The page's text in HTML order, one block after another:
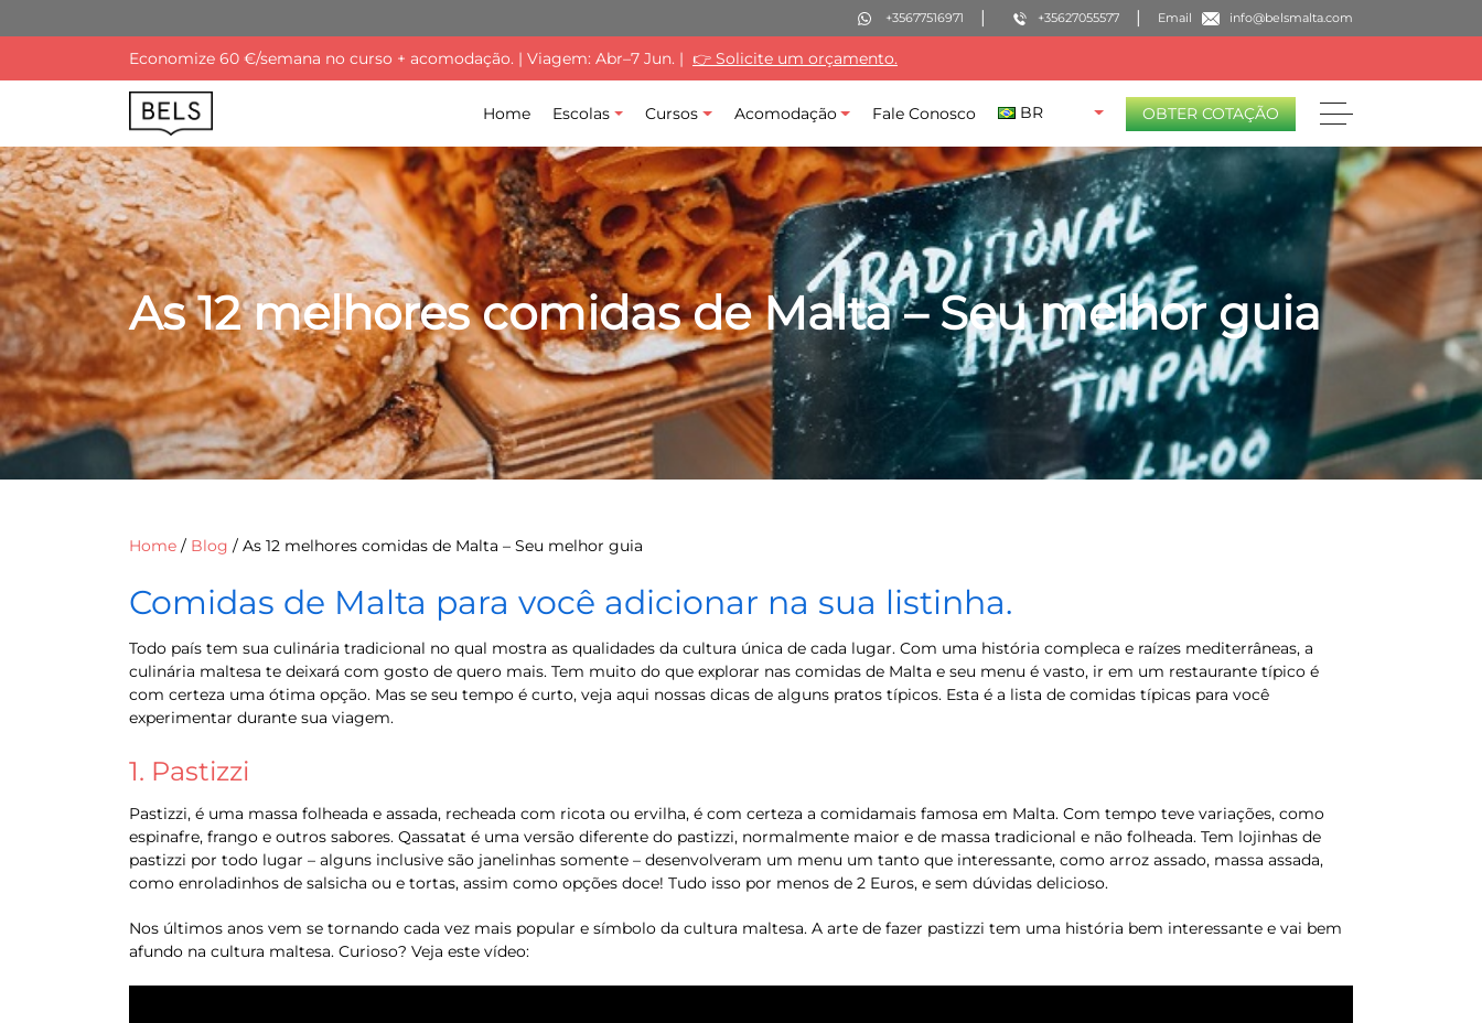
+35677516971 +35627055577 Email info@belsmalta.com
Economize 60 €/semana no curso + acomodação. | Viagem: Abr–7 Jun. | 👉 Solicite um orçamento.
Home Escolas Cursos Acomodação Fale Conosco BR OBTER COTAÇÃO
As 12 melhores comidas de Malta – Seu melhor guia
Home / Blog / As 12 melhores comidas de Malta – Seu melhor guia
Comidas de Malta para você adicionar na sua listinha.
Todo país tem sua culinária tradicional no qual mostra as qualidades da cultura única de cada lugar. Com uma história compleca e raízes mediterrâneas, a
culinária maltesa te deixará com gosto de quero mais. Tem muito do que explorar nas comidas de Malta e seu menu é vasto, ir em um restaurante típico é
com certeza uma ótima opção. Mas se seu tempo é curto, veja aqui nossas dicas de alguns pratos típicos. Esta é a lista de comidas típicas para você
experimentar durante sua viagem.
1. Pastizzi
Pastizzi, é uma massa folheada e assada, recheada com ricota ou ervilha, é com certeza a comidamais famosa em Malta. Com tempo teve variações, como
espinafre, frango e outros sabores. Qassatat é uma versão diferente do pastizzi, normalmente maior e de massa tradicional e não folheada. Tem lojinhas de
pastizzi por todo lugar – alguns inclusive são janelinhas somente – desenvolveram um menu um tanto que interessante, como arroz assado, massa assada,
como enroladinhos de salsicha ou e tortas, assim como opções doce! Tudo isso por menos de 2 Euros, e sem dúvidas delicioso.
Nos últimos anos vem se tornando cada vez mais popular e símbolo da cultura maltesa. A arte de fazer pastizzi tem uma história bem interessante e vai bem
afundo na cultura maltesa. Curioso? Veja este vídeo: